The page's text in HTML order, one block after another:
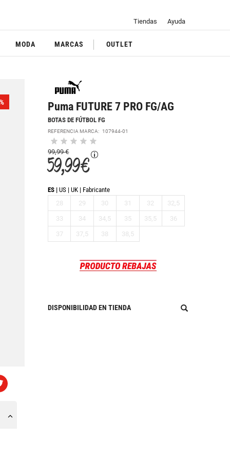
Tiendas Ayuda
MODA MARCAS OUTLET
Puma FUTURE 7 PRO FG/AG
BOTAS DE FÚTBOL FG
REFERENCIA MARCA: 107944-01
99,99 €
59,99 €
ES US UK
Fabricante
28
29 30 31 32
32,5
33
34 34,5 35 35,5
36
37
37,5 38 38,5
DISPONIBILIDAD EN TIENDA
%